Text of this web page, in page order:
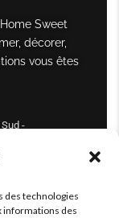
des technologies
informations des
Sweet
décorer,
vous êtes
-